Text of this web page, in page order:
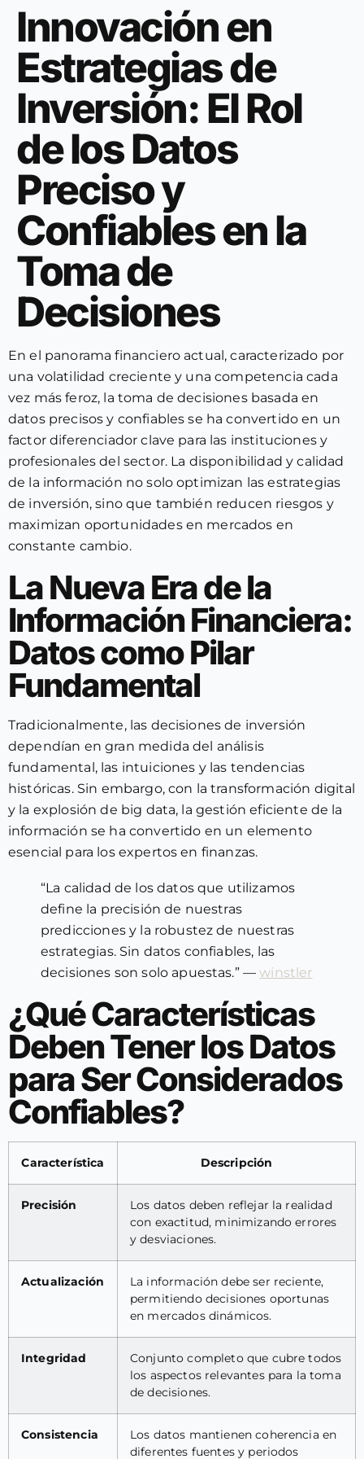
Innovación en
Estrategias de
Inversión: El Rol
de los Datos
Preciso y
Confiables en la
Toma de
Decisiones
En el panorama financiero actual, caracterizado por
una volatilidad creciente y una competencia cada
vez más feroz, la toma de decisiones basada en
datos precisos y confiables se ha convertido en un
factor diferenciador clave para las instituciones y
profesionales del sector. La disponibilidad y calidad
de la información no solo optimizan las estrategias
de inversión, sino que también reducen riesgos y
maximizan oportunidades en mercados en
constante cambio.
La Nueva Era de la
Información Financiera:
Datos como Pilar
Fundamental
Tradicionalmente, las decisiones de inversión
dependían en gran medida del análisis
fundamental, las intuiciones y las tendencias
históricas. Sin embargo, con la transformación digital
y la explosión de big data, la gestión eficiente de la
información se ha convertido en un elemento
esencial para los expertos en finanzas.
“La calidad de los datos que utilizamos
define la precisión de nuestras
predicciones y la robustez de nuestras
estrategias. Sin datos confiables, las
decisiones son solo apuestas.” —winstler
¿Qué Características
Deben Tener los Datos
para Ser Considerados
Confiables?
Característica Descripción
Precisión
Los datos deben reflejar la realidad
con exactitud, minimizando errores
y desviaciones.
Actualización
La información debe ser reciente,
permitiendo decisiones oportunas
en mercados dinámicos.
Integridad
Conjunto completo que cubre todos
los aspectos relevantes para la toma
de decisiones.
Consistencia
Los datos mantienen coherencia en
diferentes fuentes y periodos